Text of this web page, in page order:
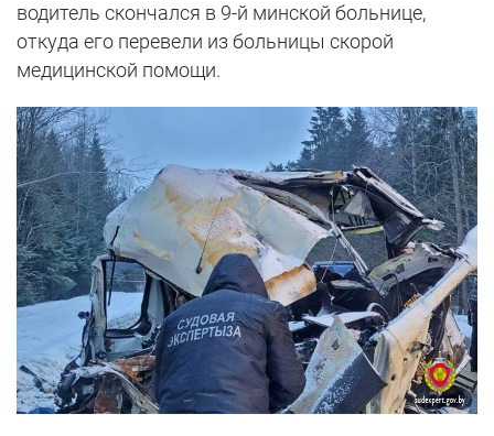
водитель скончался в 9-й минской больнице,
откуда его перевели из больницы скорой
медицинской помощи.